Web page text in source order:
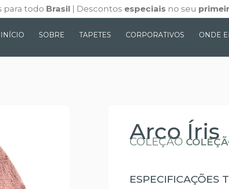
para todo Brasil | Descontos especiais no seu
INÍCIO SOBRE TAPETES CORPORATIVOS ONDE
Arco Íris
COLEÇÃO
ESPECIFICAÇÕES